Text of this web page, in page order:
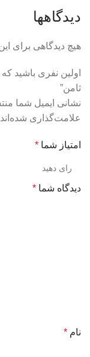
دیدگاهها
هیچ دیدگاهی برای
اولین نفری باشید
ثامن”
نشانی ایمیل شما
علامت‌گذاری شده‌اند
امتیاز شما *
دیدگاه شما *
نام *